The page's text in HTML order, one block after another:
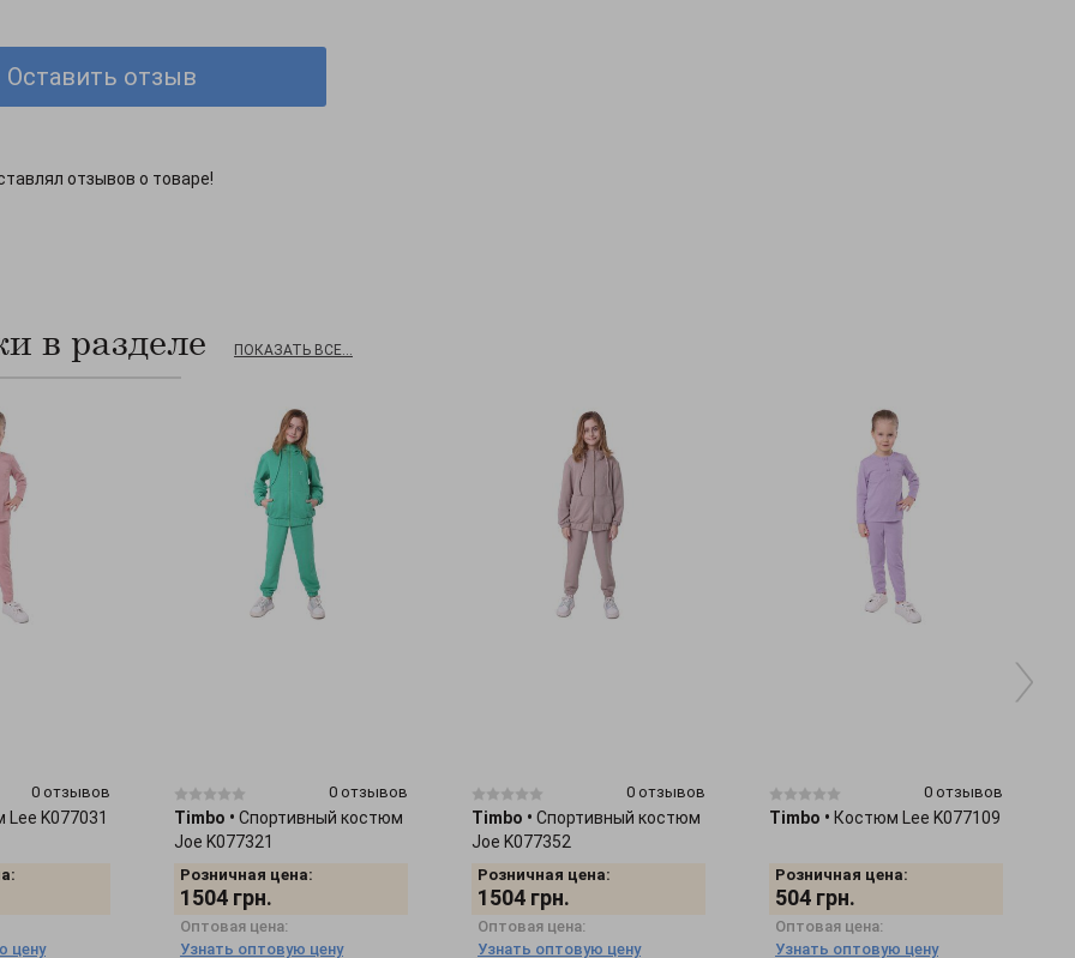
Оставить отзыв
отзывов о товаре!
в разделе ПОКАЗАТЬ ВСЕ...
0 отзывов
K077031
цену
0 отзывов
Timbo • Спортивный костюм
Joe K077321
Розничная цена:
1504 грн.
Оптовая цена:
Узнать оптовую цену
0 отзывов
Timbo • Спортивный костюм
Joe K077352
Розничная цена:
1504 грн.
Оптовая цена:
Узнать оптовую цену
0 отзывов
Timbo • Костюм Lee K077109
Розничная цена:
504 грн.
Оптовая цена:
Узнать оптовую цену